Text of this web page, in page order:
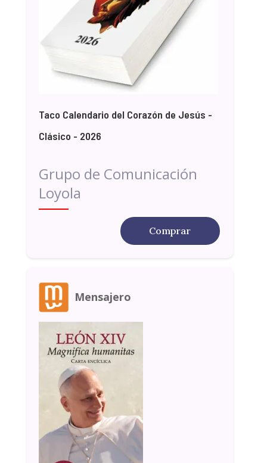
Taco Calendario del Corazón de Jesús -
Clásico - 2026
Grupo de Comunicación
Loyola
Comprar
Mensajero